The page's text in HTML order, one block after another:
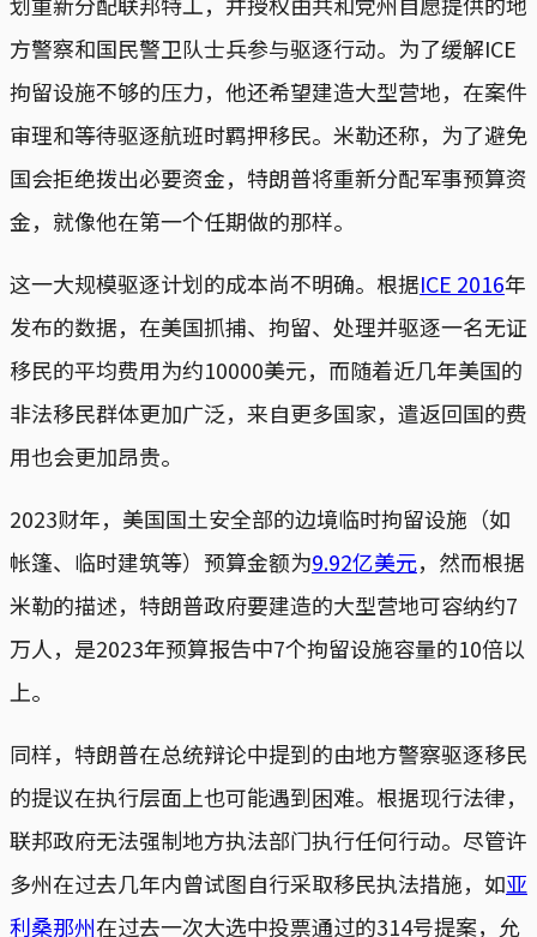
方警察和国民警卫队士兵参与驱逐行动。为了缓解ICE
拘留设施不够的压力，他还希望建造大型营地，在案件
审理和等待驱逐航班时羁押移民。米勒还称，为了避免
国会拒绝拨出必要资金，特朗普将重新分配军事预算资
金，就像他在第一个任期做的那样。
这一大规模驱逐计划的成本尚不明确。根据ICE 2016年
发布的数据，在美国抓捕、拘留、处理并驱逐一名无证
移民的平均费用为约10000美元，而随着近几年美国的
非法移民群体更加广泛，来自更多国家，遣返回国的费
用也会更加昂贵。
2023财年，美国国土安全部的边境临时拘留设施（如
帐篷、临时建筑等）预算金额为9.92亿美元，然而根据
米勒的描述，特朗普政府要建造的大型营地可容纳约7
万人，是2023年预算报告中7个拘留设施容量的10倍以
上。
同样，特朗普在总统辩论中提到的由地方警察驱逐移民
的提议在执行层面上也可能遇到困难。根据现行法律，
联邦政府无法强制地方执法部门执行任何行动。尽管许
多州在过去几年内曾试图自行采取移民执法措施，如亚
利桑那州在过去一次大选中投票通过的314号提案，允